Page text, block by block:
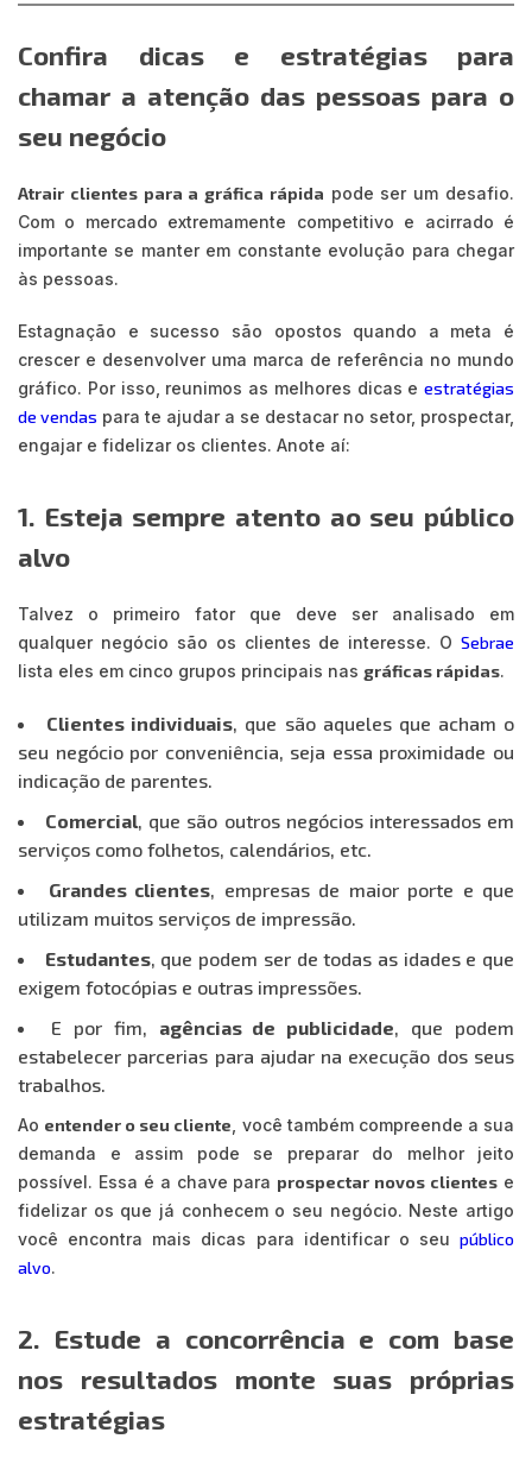
Confira dicas e estratégias para
chamar a atenção das pessoas para o
seu negócio
Atrair clientes para a gráfica rápida pode ser um desafio.
Com o mercado extremamente competitivo e acirrado é
importante se manter em constante evolução para chegar
às pessoas.
Estagnação e sucesso são opostos quando a meta é
crescer e desenvolver uma marca de referência no mundo
gráfico. Por isso, reunimos as melhores dicas e estratégias
de vendas para te ajudar a se destacar no setor, prospectar,
engajar e fidelizar os clientes. Anote aí:
1. Esteja sempre atento ao seu público
alvo
Talvez o primeiro fator que deve ser analisado em
qualquer negócio são os clientes de interesse. O Sebrae
lista eles em cinco grupos principais nas gráficas rápidas.
Clientes individuais, que são aqueles que acham o
seu negócio por conveniência, seja essa proximidade ou
indicação de parentes.
Comercial, que são outros negócios interessados em
serviços como folhetos, calendários, etc.
Grandes clientes, empresas de maior porte e que
utilizam muitos serviços de impressão.
Estudantes, que podem ser de todas as idades e que
exigem fotocópias e outras impressões.
E por fim, agências de publicidade, que podem
estabelecer parcerias para ajudar na execução dos seus
trabalhos.
Ao entender o seu cliente , você também compreende a sua
demanda e assim pode se preparar do melhor jeito
possível. Essa é a chave para prospectar novos clientes e
fidelizar os que já conhecem o seu negócio. Neste artigo
você encontra mais dicas para identificar o seu público
alvo.
2. Estude a concorrência e com base
nos resultados monte suas próprias
estratégias